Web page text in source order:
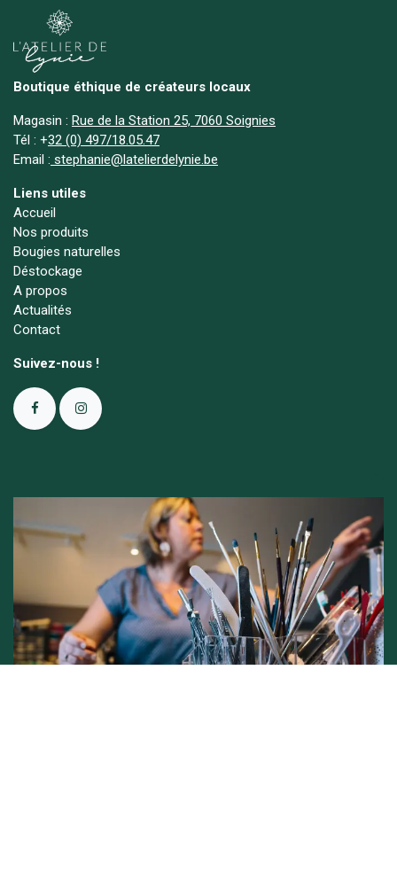
Boutique éthique de créateurs locaux
Magasin : Rue de la Station 25, 7060 Soignies
Tél : +32 (0) 497/18.05.47
Email : stephanie@latelierdelynie.be
Liens utiles
Accueil
Nos produits
Bougies naturelles
Déstockage
A propos
Actualités
Contact
Suivez-nous !